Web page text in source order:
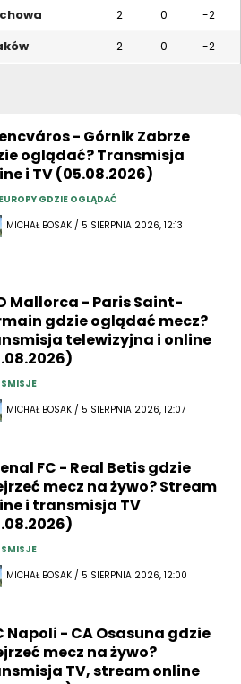
2 0 -2
2 0 -2
- Górnik Zabrze
oglądać? Transmisja
i TV (05.08.2026)
GDZIE OGLĄDAĆ
MICHAŁ BOSAK / 5 SIERPNIA 2026, 12:13
Mallorca - Paris Saint-
gdzie oglądać mecz?
telewizyjna i online
MICHAŁ BOSAK / 5 SIERPNIA 2026, 12:07
FC - Real Betis gdzie
mecz na żywo? Stream
i transmisja TV
MICHAŁ BOSAK / 5 SIERPNIA 2026, 12:00
Napoli - CA Osasuna gdzie
mecz na żywo?
TV, stream online